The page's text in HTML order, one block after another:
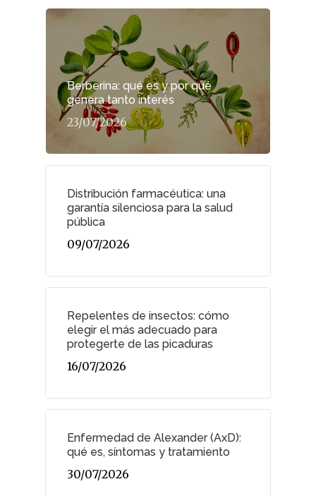
Berberina: qué es y por qué
genera tanto interés
23/07/2026
Distribución farmacéutica: una
garantía silenciosa para la salud
pública
09/07/2026
Repelentes de insectos: cómo
elegir el más adecuado para
protegerte de las picaduras
16/07/2026
Enfermedad de Alexander (AxD):
qué es, síntomas y tratamiento
30/07/2026